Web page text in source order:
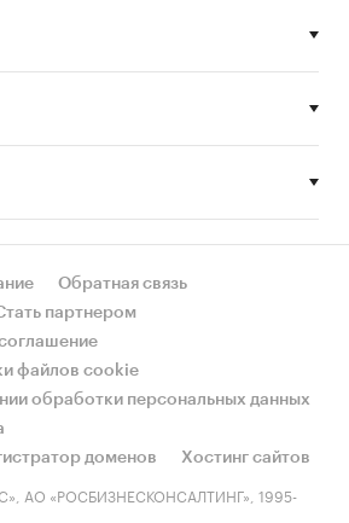
Обратная связь
партнером
файлов cookie
обработки персональных данных
доменов
Хостинг сайтов
АО «РОСБИЗНЕСКОНСАЛТИНГ», 1995-